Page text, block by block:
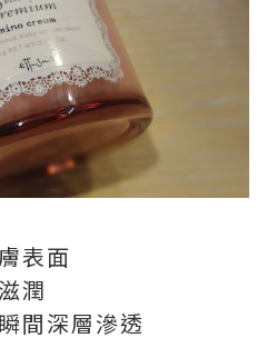
表面
潤
間深層滲透